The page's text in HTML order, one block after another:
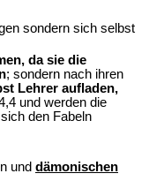
sondern sich selbst
da sie die
; sondern nach ihren
Lehrer aufladen,
und werden die
den Fabeln
und dämonischen